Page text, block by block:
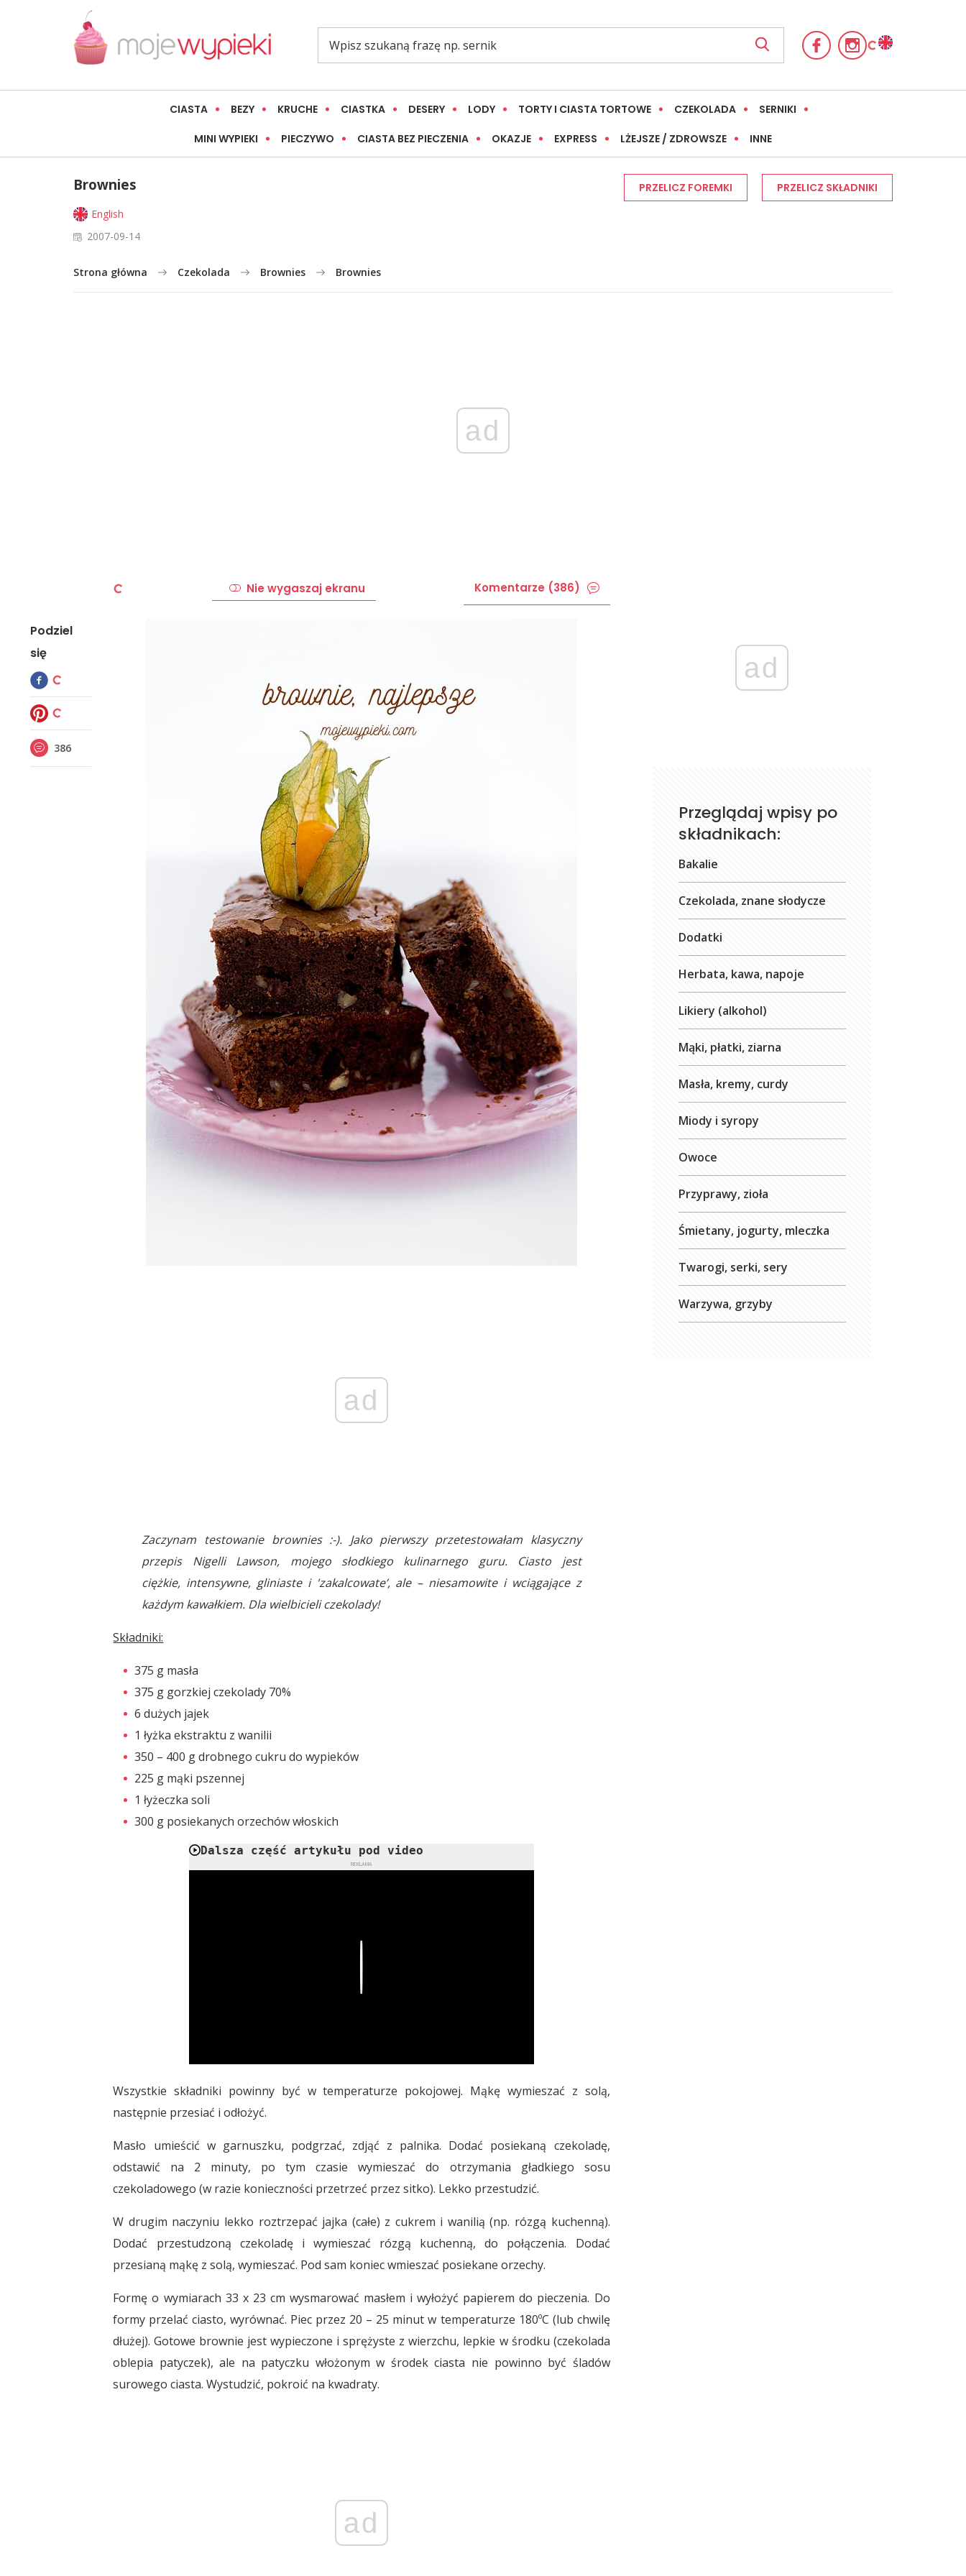
CIASTA BEZY KRUCHE CIASTKA DESERY LODY TORTY I CIASTA TORTOWE CZEKOLADA SERNIKI
MINI WYPIEKI PIECZYWO CIASTA BEZ PIECZENIA OKAZJE EXPRESS LŻEJSZE / ZDROWSZE INNE
Brownies
English
2007-09-14
PRZELICZ FOREMKI PRZELICZ SKŁADNIKI
Strona główna Czekolada Brownies Brownies
ad
Podziel
się
386
Nie wygaszaj ekranu Komentarze (386)
ad
Zaczynam testowanie brownies :-). Jako pierwszy przetestowałam klasyczny
przepis Nigelli Lawson, mojego słodkiego kulinarnego guru. Ciasto jest
ciężkie, intensywne, gliniaste i 'zakalcowate’, ale – niesamowite i wciągające z
każdym kawałkiem. Dla wielbicieli czekolady!
Składniki:
375 g masła
375 g gorzkiej czekolady 70%
6 dużych jajek
1 łyżka ekstraktu z wanilii
350 – 400 g drobnego cukru do wypieków
225 g mąki pszennej
1 łyżeczka soli
300 g posiekanych orzechów włoskich
Dalsza część artykułu pod video
REKLAMA
Wszystkie składniki powinny być w temperaturze pokojowej. Mąkę wymieszać z solą,
następnie przesiać i odłożyć.
Masło umieścić w garnuszku, podgrzać, zdjąć z palnika. Dodać posiekaną czekoladę,
odstawić na 2 minuty, po tym czasie wymieszać do otrzymania gładkiego sosu
czekoladowego (w razie konieczności przetrzeć przez sitko). Lekko przestudzić.
W drugim naczyniu lekko roztrzepać jajka (całe) z cukrem i wanilią (np. rózgą kuchenną).
Dodać przestudzoną czekoladę i wymieszać rózgą kuchenną, do połączenia. Dodać
przesianą mąkę z solą, wymieszać. Pod sam koniec wmieszać posiekane orzechy.
Formę o wymiarach 33 x 23 cm wysmarować masłem i wyłożyć papierem do pieczenia. Do
formy przelać ciasto, wyrównać. Piec przez 20 – 25 minut w temperaturze 180ºC (lub chwilę
dłużej). Gotowe brownie jest wypieczone i sprężyste z wierzchu, lepkie w środku (czekolada
oblepia patyczek), ale na patyczku włożonym w środek ciasta nie powinno być śladów
surowego ciasta. Wystudzić, pokroić na kwadraty.
ad
ad
Przeglądaj wpisy po
składnikach:
Bakalie
Czekolada, znane słodycze
Dodatki
Herbata, kawa, napoje
Likiery (alkohol)
Mąki, płatki, ziarna
Masła, kremy, curdy
Miody i syropy
Owoce
Przyprawy, zioła
Śmietany, jogurty, mleczka
Twarogi, serki, sery
Warzywa, grzyby